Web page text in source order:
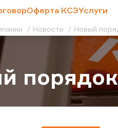
Оферта КСЭУслуги
Новости Новый